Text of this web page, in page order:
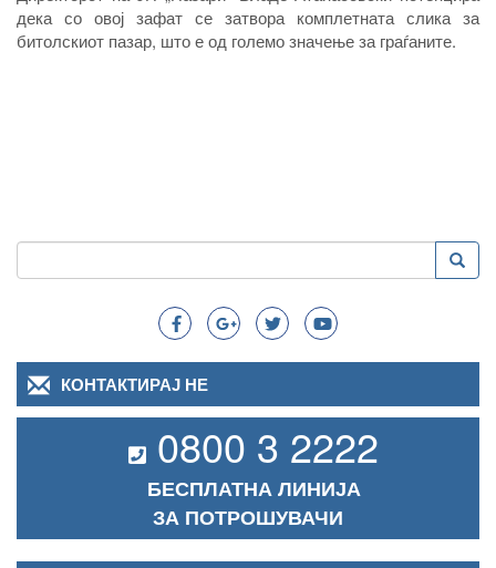
дека со овој зафат се затвора комплетната слика за
битолскиот пазар, што е од големо значење за граѓаните.
Search
Пребарување
КОНТАКТИРАЈ НЕ
0800 3 2222
БЕСПЛАТНА ЛИНИЈА
ЗА ПОТРОШУВАЧИ